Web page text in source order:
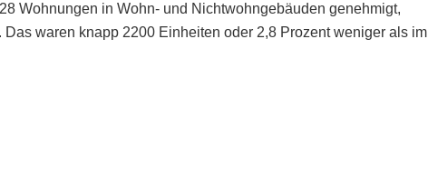
Wohnungen in Wohn- und Nichtwohngebäuden genehmigt,
waren knapp 2200 Einheiten oder 2,8 Prozent weniger als im